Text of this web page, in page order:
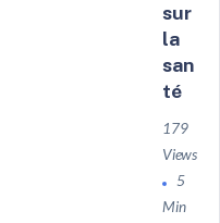
sur
la
san
té
179
Views
5
Min